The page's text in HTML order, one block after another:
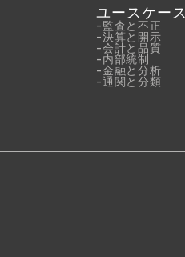
ユースケース
-監査と不正
-決算と開示
-会計と品質
-内部統制
-金融と分析
-通関と分類